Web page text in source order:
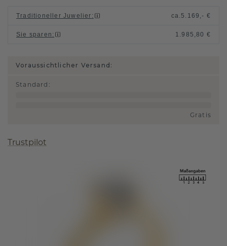
Traditioneller Juwelier : ca.5.169,- €
Sie sparen : 1.985,80 €
Voraussichtlicher Versand:
Standard :
Gratis
Trustpilot